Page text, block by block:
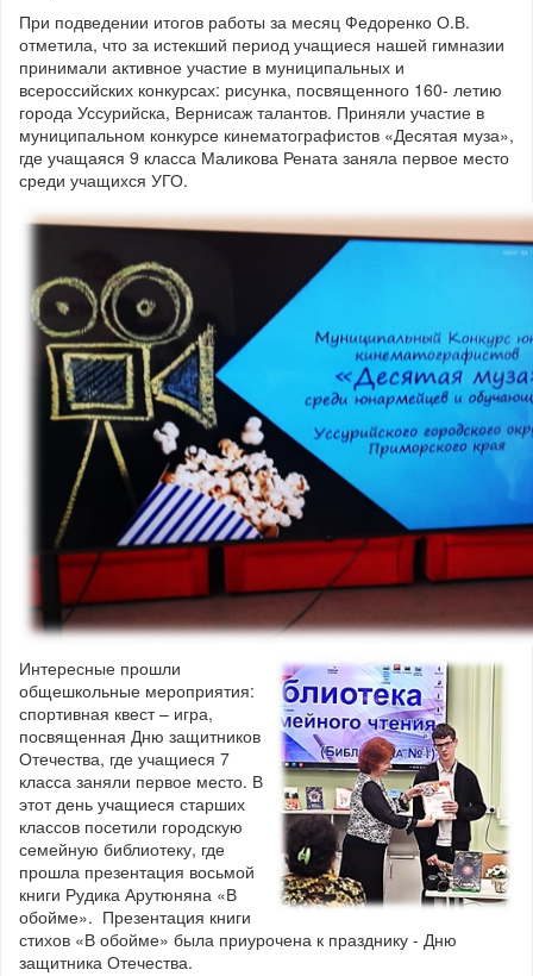
При подведении итогов работы за месяц Федоренко О.В.
отметила, что за истекший период учащиеся нашей гимназии
принимали активное участие в муниципальных и
всероссийских конкурсах: рисунка, посвященного 160- летию
города Уссурийска, Вернисаж талантов. Приняли участие в
муниципальном конкурсе кинематографистов «Десятая муза»,
где учащаяся 9 класса Маликова Рената заняла первое место
среди учащихся УГО.
Интересные прошли
общешкольные мероприятия:
спортивная квест – игра,
посвященная Дню защитников
Отечества, где учащиеся 7
класса заняли первое место. В
этот день учащиеся старших
классов посетили городскую
семейную библиотеку, где
прошла презентация восьмой
книги Рудика Арутюняна «В
обойме». Презентация книги
стихов «В обойме» была приурочена к празднику - Дню
защитника Отечества.